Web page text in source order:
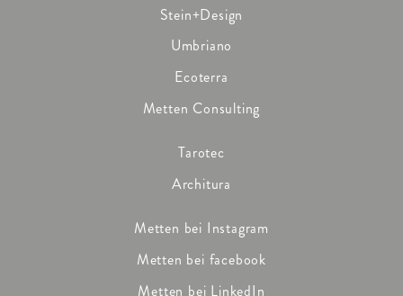
Stein+Design
Umbriano
Ecoterra
Metten Consulting
Tarotec
Architura
Metten bei Instagram
Metten bei facebook
Metten bei LinkedIn